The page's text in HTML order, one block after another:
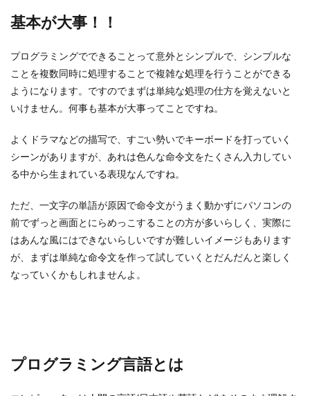
基本が大事！！
プログラミングでできることって意外とシンプルで、シンプルな
ことを複数同時に処理することで複雑な処理を行うことができる
ようになります。ですのでまずは単純な処理の仕方を覚えないと
いけません。何事も基本が大事ってことですね。
よくドラマなどの描写で、すごい勢いでキーボードを打っていく
シーンがありますが、あれは色んな命令文をたくさん入力してい
る中から生まれている表現なんですね。
ただ、一文字の単語が原因で命令文がうまく動かずにパソコンの
前でずっと画面とにらめっこすることの方が多いらしく、実際に
はあんな風にはできないらしいですが難しいイメージもあります
が、まずは単純な命令文を作って試していくとだんだんと楽しく
なっていくかもしれませんよ。
プログラミング言語とは